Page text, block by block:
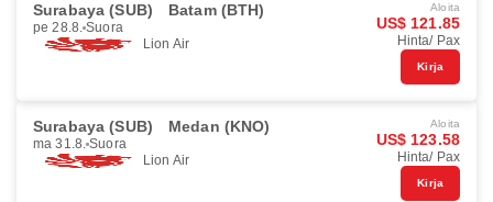
Surabaya (SUB) Batam (BTH)
pe 28.8. Suora
Lion Air
Aloita
US$ 121.85
Hinta/ Pax
Kirja
Surabaya (SUB) Medan (KNO)
ma 31.8. Suora
Lion Air
Aloita
US$ 123.58
Hinta/ Pax
Kirja